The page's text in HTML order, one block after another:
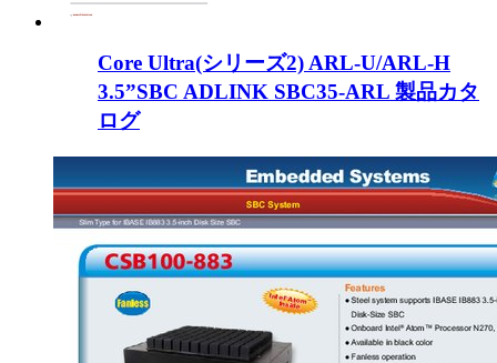
Core Ultra(シリーズ2) ARL-U/ARL-H
3.5”SBC ADLINK SBC35-ARL 製品カタ
ログ